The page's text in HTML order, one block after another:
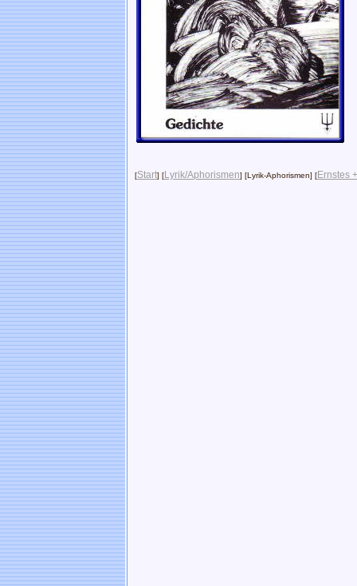
[Start] [Lyrik/Aphorismen] [Lyrik-Aphorismen] [Ernstes